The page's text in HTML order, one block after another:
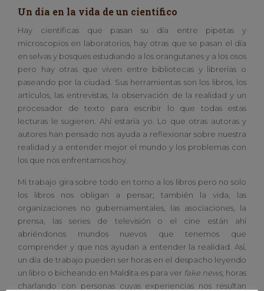
Un día en la vida de un científico
Hay científicas que pasan su día entre pipetas y
microscopios en laboratorios, hay otras que se pasan el día
en selvas y bosques estudiando a los orangutanes y a los osos
pero hay otras que viven entre bibliotecas y librerías o
paseando por la ciudad. Sus herramientas son los libros, los
artículos, las entrevistas, la observación de la realidad y un
procesador de texto para escribir lo que todas estas
lecturas le sugieren. Ahí estaría yo. Lo que otras autoras y
autores han pensado nos ayuda a reflexionar sobre nuestra
realidad y a entender mejor el mundo y los problemas con
los que nos enfrentamos hoy.
Mi trabajo gira sobre todo en torno a los libros pero no solo
los libros nos obligan a pensar; también la vida, las
organizaciones no gubernamentales, las asociaciones, la
prensa, las series de televisión o el cine están ahí
abriéndonos mundos nuevos que tenemos que
comprender y que nos ayudan a entender la realidad. Así,
un día de trabajo pueden ser horas en el despacho leyendo
un libro o bicheando en Maldita.es para ver fake news, horas
charlando con personas cuyas experiencias nos resultan